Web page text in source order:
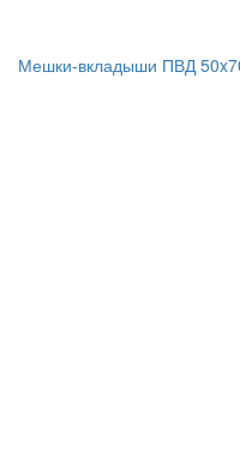
Мешки-вкладыши ПВД